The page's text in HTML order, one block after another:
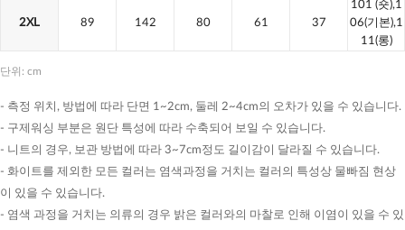
2XL 89 142 80 61 37
101 (숏),1
06(기본),1
11(롱)
단위: cm
- 측정 위치, 방법에 따라 단면 1~2cm, 둘레 2~4cm의 오차가 있을 수 있습니다.
- 구제워싱 부분은 원단 특성에 따라 수축되어 보일 수 있습니다.
- 니트의 경우, 보관 방법에 따라 3~7cm정도 길이감이 달라질 수 있습니다.
- 화이트를 제외한 모든 컬러는 염색과정을 거치는 컬러의 특성상 물빠짐 현상
이 있을 수 있습니다.
- 염색 과정을 거치는 의류의 경우 밝은 컬러와의 마찰로 인해 이염이 있을 수 있